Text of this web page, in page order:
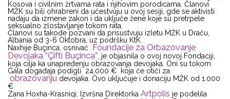
Kosova i civilnim žrtvama rata i njihovim porodicama. Članovi
MŽK su bili ohrabreni da učestvuju u ovoj sesiji, gde se aktivisti
nadaju da izmene zakon i da uključe žene koje su pretrpele
seksualno zlostavljanje tokom rata.
Članovi su takođe pozvani da prisustvuju izletu MŽK u Draču,
Albania od 3-6 Oktobra, uz podršku KtK.
Naxhije Buçinca, osnivač
Foundacije za Orbazovanje
Devojaka “Çifti Buçinca” , je objasnila o ovoj novoj Fondaciji,
koja cilja ka unapređenju obrazovanja devojaka. Oni su tokom
Gala događaja podigli 24,000 € koja če otiči za
obrazovanju devojaka. Ovo uključuje i donaciju MŽK od 1.000
€
Zana Hoxha-Krasniqi, Izvršna Direktorka Artpolis je podelila